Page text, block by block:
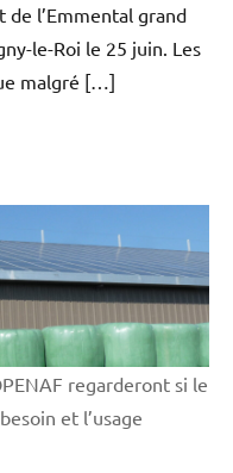
de l’Emmental grand
le-Roi le 25 juin. Les
malgré […]
regarderont si le
et l’usage